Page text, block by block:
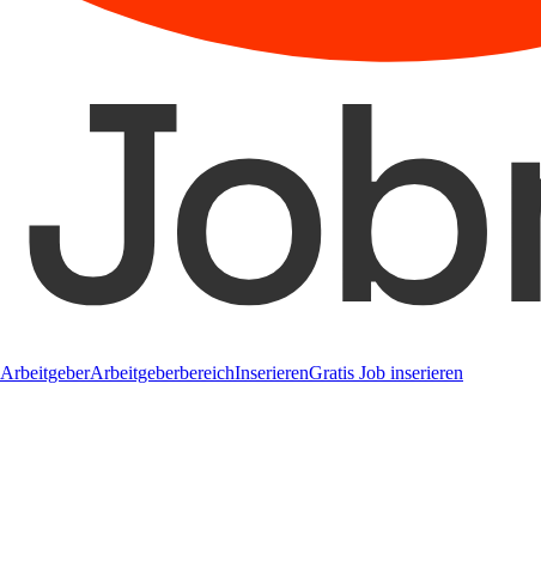
ArbeitgeberArbeitgeberbereichInserierenGratis Job inserieren